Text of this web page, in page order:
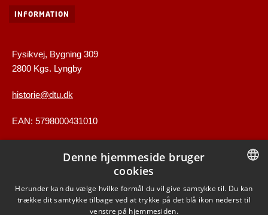
INFORMATION
Fysikvej, Bygning 309
2800 Kgs. Lyngby
historie@dtu.dk
EAN: 5798000431010
Kontakt DANISH
Denne hjemmeside bruger
cookies
Herunder kan du vælge hvilke formål du vil give samtykke til. Du kan
trække dit samtykke tilbage ved at trykke på det blå ikon nederst til
venstre på hjemmesiden.